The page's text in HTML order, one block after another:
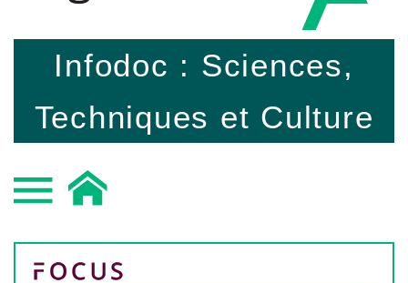
Infodoc : Sciences,
Techniques et Culture